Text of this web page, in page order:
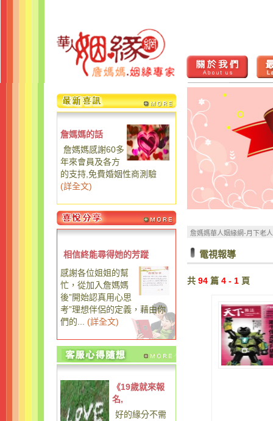
詹媽媽的話
詹媽媽感謝60多
年來會員及各方
的支持,免費婚姻性商測驗
(詳全文)
相信終能尋得她的芳蹤
感謝各位姐姐的幫
忙，從加入詹媽媽
後”開始認真用心思
考”理想伴侶的定義，藉由你
們的...
(詳全文)
《19歲就來報
名,
好的緣分不需
詹媽媽華人姻緣網-月下老
電視報導
共 94 篇 4 - 1 頁